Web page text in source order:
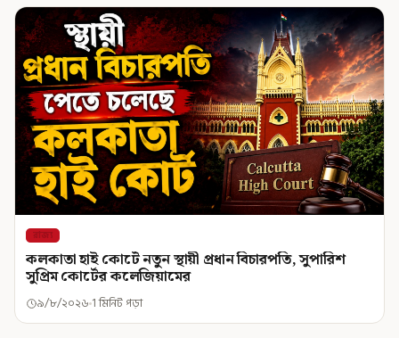
রাজ্য
কলকাতা হাই কোর্টে নতুন স্থায়ী প্রধান বিচারপতি, সুপারিশ
সুপ্রিম কোর্টের কলেজিয়ামের
৯/৮/২০২৬ 1 মিনিট পড়া